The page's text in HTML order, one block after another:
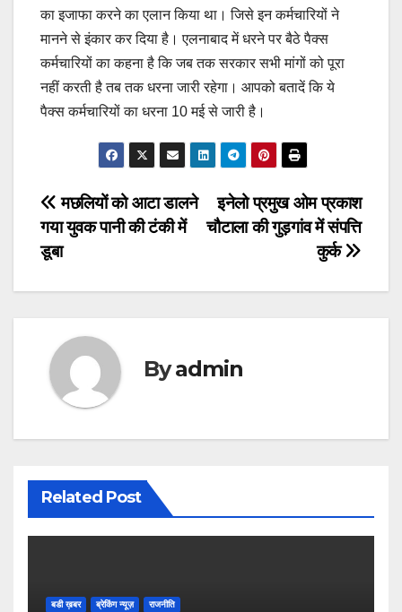
का इजाफा करने का एलान किया था। जिसे इन कर्मचारियों ने
मानने से इंकार कर दिया है। एलनाबाद में धरने पर बैठे पैक्स
कर्मचारियों का कहना है कि जब तक सरकार सभी मांगों को पूरा
नहीं करती है तब तक धरना जारी रहेगा। आपको बतादें कि ये
पैक्स कर्मचारियों का धरना 10 मई से जारी है।
Post
navigation
इनेलो प्रमुख ओम प्रकाश
चौटाला की गुड़गांव में संपत्ति
कुर्क
मछलियों को आटा डालने
गया युवक पानी की टंकी में
डूबा
Byadmin
Related Post
बडी ख़बर ब्रेकिंग न्यूज़ राजनीति